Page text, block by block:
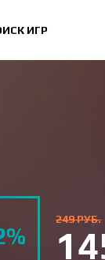
ИГР
249 РУБ.